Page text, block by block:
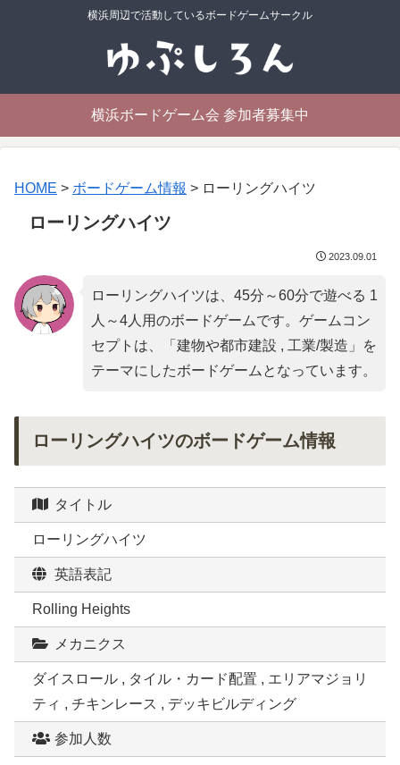
横浜周辺で活動しているボードゲームサークル
横浜ボードゲーム会 参加者募集中
HOME > ボードゲーム情報 > ローリングハイツ
ローリングハイツ
2023.09.01
ローリングハイツは、45分～60分で遊べる 1
人～4人用のボードゲームです。ゲームコン
セプトは、「 建物や都市建設 , 工業/製造 」を
テーマにしたボードゲームとなっています。
ローリングハイツのボードゲーム情報
タイトル
ローリングハイツ
英語表記
Rolling Heights
メカニクス
ダイスロール , タイル・カード配置 , エリアマジョリ
ティ , チキンレース , デッキビルディング
参加人数